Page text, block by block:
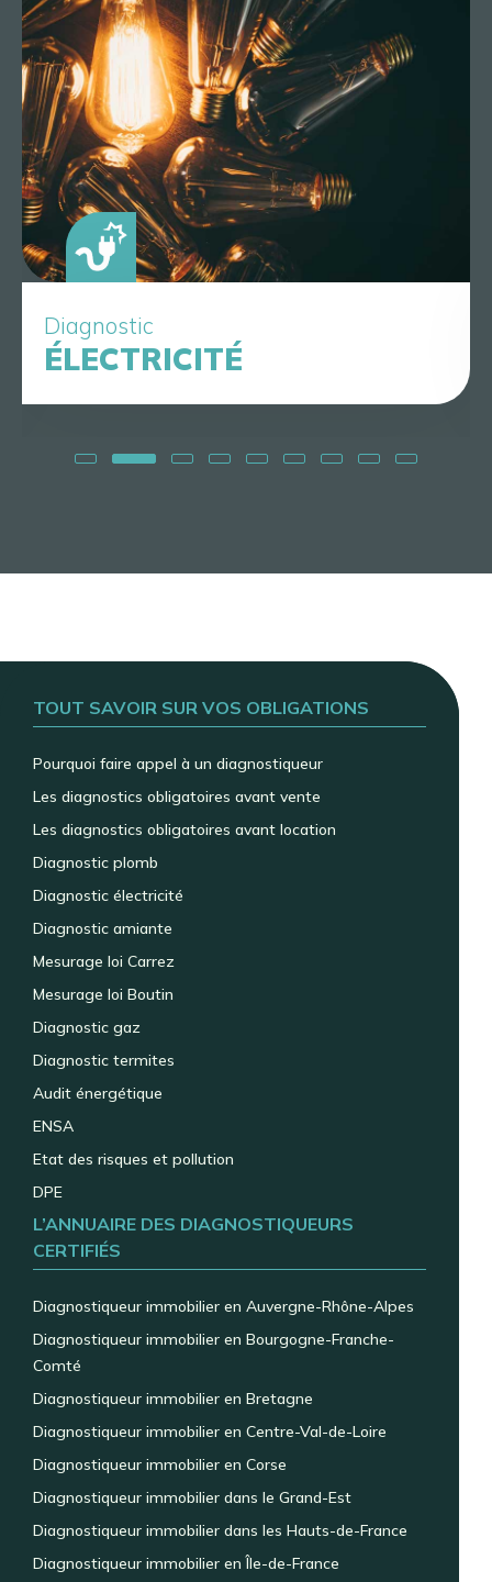
Diagnostic
ÉLECTRICITÉ
TOUT SAVOIR SUR VOS OBLIGATIONS
Pourquoi faire appel à un diagnostiqueur
Les diagnostics obligatoires avant vente
Les diagnostics obligatoires avant location
Diagnostic plomb
Diagnostic électricité
Diagnostic amiante
Mesurage loi Carrez
Mesurage loi Boutin
Diagnostic gaz
Diagnostic termites
Audit énergétique
ENSA
Etat des risques et pollution
DPE
L’ANNUAIRE DES DIAGNOSTIQUEURS
CERTIFIÉS
Diagnostiqueur immobilier en Auvergne-Rhône-Alpes
Diagnostiqueur immobilier en Bourgogne-Franche-
Comté
Diagnostiqueur immobilier en Bretagne
Diagnostiqueur immobilier en Centre-Val-de-Loire
Diagnostiqueur immobilier en Corse
Diagnostiqueur immobilier dans le Grand-Est
Diagnostiqueur immobilier dans les Hauts-de-France
Diagnostiqueur immobilier en Île-de-France